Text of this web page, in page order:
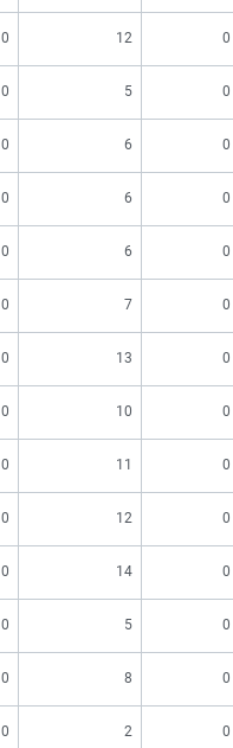
0 12 0
0 5 0
0 6 0
0 6 0
0 6 0
0 7 0
0 13 0
0 10 0
0 11 0
0 12 0
0 14 0
0 5 0
0 8 0
0 2 0